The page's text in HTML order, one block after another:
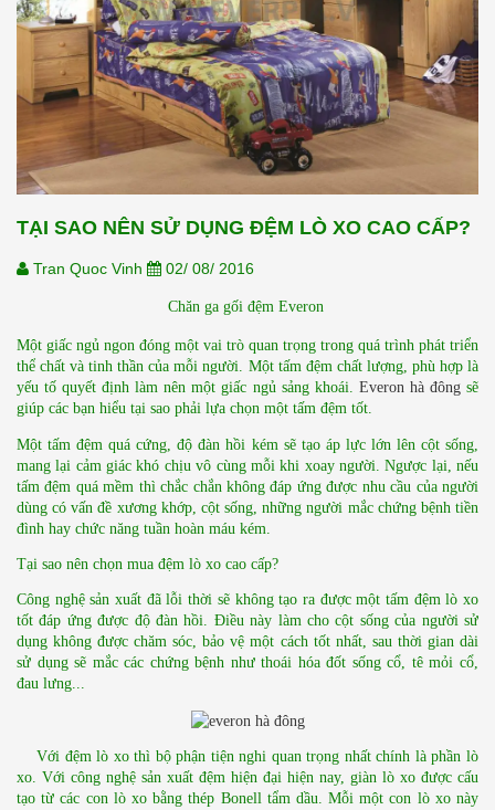
TẠI SAO NÊN SỬ DỤNG ĐỆM LÒ XO CAO CẤP?
Tran Quoc Vinh 02/ 08/ 2016
Chăn ga gối đệm Everon
Một giấc ngủ ngon đóng một vai trò quan trọng trong quá trình phát triển
thể chất và tinh thần của mỗi người. Một tấm đệm chất lượng, phù hợp là
yếu tố quyết định làm nên một giấc ngủ sảng khoái. Everon hà đông sẽ
giúp các bạn hiểu tại sao phải lựa chọn một tấm đệm tốt.
Một tấm đệm quá cứng, độ đàn hồi kém sẽ tạo áp lực lớn lên cột sống,
mang lại cảm giác khó chịu vô cùng mỗi khi xoay người. Ngược lại, nếu
tấm đệm quá mềm thì chắc chắn không đáp ứng được nhu cầu của người
dùng có vấn đề xương khớp, cột sống, những người mắc chứng bệnh tiền
đình hay chức năng tuần hoàn máu kém.
Tại sao nên chọn mua đệm lò xo cao cấp?
Công nghệ sản xuất đã lỗi thời sẽ không tạo ra được một tấm đệm lò xo
tốt đáp ứng được độ đàn hồi. Điều này làm cho cột sống của người sử
dụng không được chăm sóc, bảo vệ một cách tốt nhất, sau thời gian dài
sử dụng sẽ mắc các chứng bệnh như thoái hóa đốt sống cổ, tê mỏi cổ,
đau lưng...
Với đệm lò xo thì bộ phận tiện nghi quan trọng nhất chính là phần lò
xo. Với công nghệ sản xuất đệm hiện đại hiện nay, giàn lò xo được cấu
tạo từ các con lò xo bằng thép Bonell tẩm dầu. Mỗi một con lò xo này